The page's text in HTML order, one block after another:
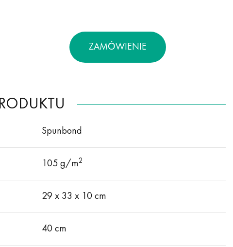
na wilgoć i zwiększa jego
ZAMÓWIENIE
Spunbond
105 g/m2
29 х 33 х 10 cm
40 cm